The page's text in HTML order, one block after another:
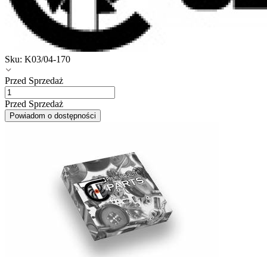
Sku: K03/04-170
Przed Sprzedaż
Przed Sprzedaż
Powiadom o dostępności